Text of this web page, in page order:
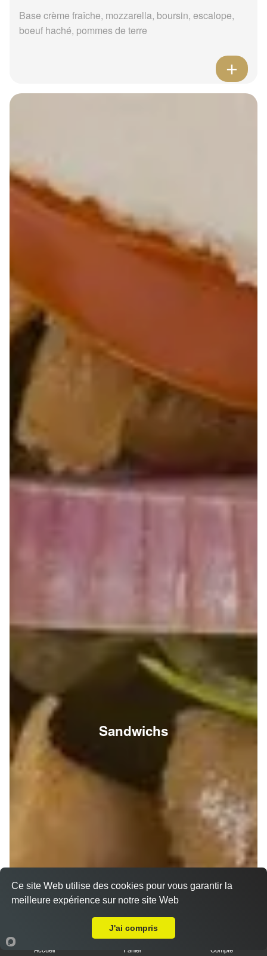
Base crème fraîche, mozzarella, boursin, escalope,
boeuf haché, pommes de terre
Sandwichs
Accueil Panier Compte
Ce site Web utilise des cookies pour vous garantir la
meilleure expérience sur notre site Web
J'ai compris